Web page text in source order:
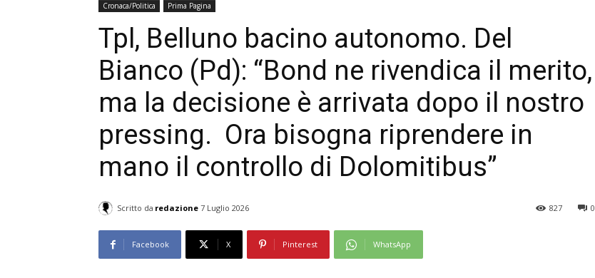
Cronaca/Politica Prima Pagina
Tpl, Belluno bacino autonomo. Del
Bianco (Pd): “Bond ne rivendica il merito,
ma la decisione è arrivata dopo il nostro
pressing. Ora bisogna riprendere in
mano il controllo di Dolomitibus”
Scritto da redazione 7 Luglio 2026 0
827
Facebook X Pinterest WhatsApp